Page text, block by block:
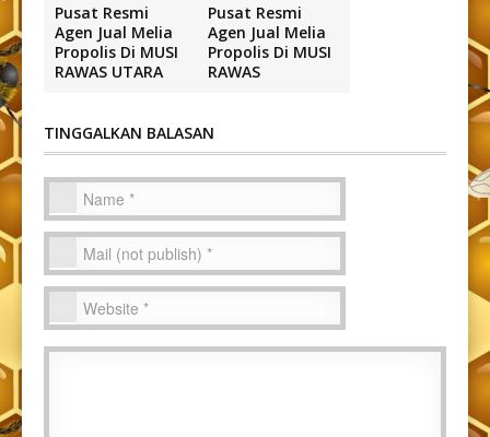
Pusat Resmi
Agen Jual Melia
Propolis Di MUSI
RAWAS UTARA
Pusat Resmi
Agen Jual Melia
Propolis Di MUSI
RAWAS
TINGGALKAN BALASAN